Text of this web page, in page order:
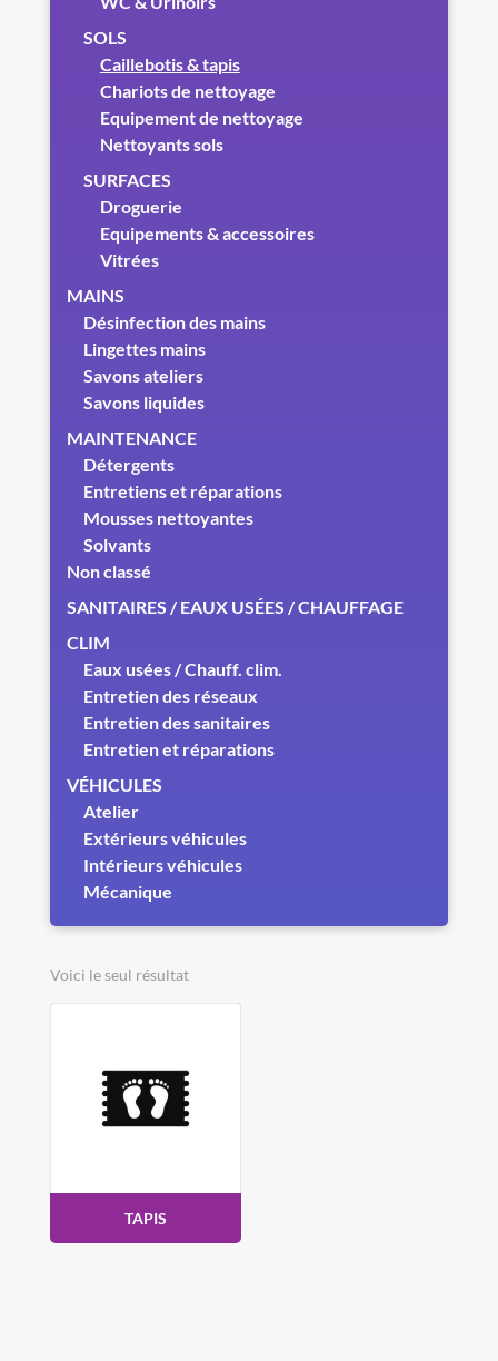
SOLS
Caillebotis & tapis
Chariots de nettoyage
Equipement de nettoyage
Nettoyants sols
SURFACES
Droguerie
Equipements & accessoires
Vitrées
MAINS
Désinfection des mains
Lingettes mains
Savons ateliers
Savons liquides
MAINTENANCE
Détergents
Entretiens et réparations
Mousses nettoyantes
Solvants
Non classé
SANITAIRES / EAUX USÉES / CHAUFFAGE
CLIM
Eaux usées / Chauff. clim.
Entretien des réseaux
Entretien des sanitaires
Entretien et réparations
VÉHICULES
Atelier
Extérieurs véhicules
Intérieurs véhicules
Mécanique
Voici le seul résultat
TAPIS